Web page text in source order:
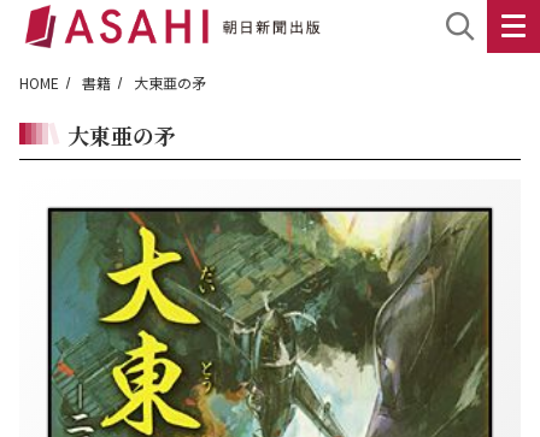
HOME 書籍 大東亜の矛
大東亜の矛